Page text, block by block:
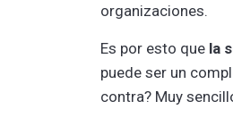
organizaciones.
Es por esto que la
puede ser un
contra? Muy